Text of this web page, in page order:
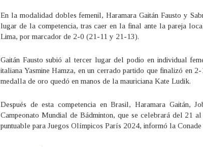
En la modalidad dobles femenil, Haramara Gaitán Fausto y
lugar de la competencia, tras caer en la final ante la pareja
Lima, por marcador de 2-0 (21-11 y 21-13).
Gaitán Fausto subió al tercer lugar del podio en individual
italiana Yasmine Hamza, en un cerrado partido que finalizó en
medalla de oro quedó en manos de la mauriciana Kate Ludik.
Después de esta competencia en Brasil, Haramara Gaitán,
Campeonato Mundial de Bádminton, que se celebrará del 21
puntuable para Juegos Olímpicos París 2024, informó la Conade